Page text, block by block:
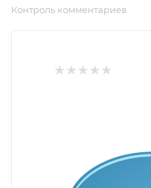
Контроль комментариев